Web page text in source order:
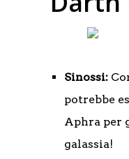
Sinossi:
potrebbe
Aphra per
galassia!